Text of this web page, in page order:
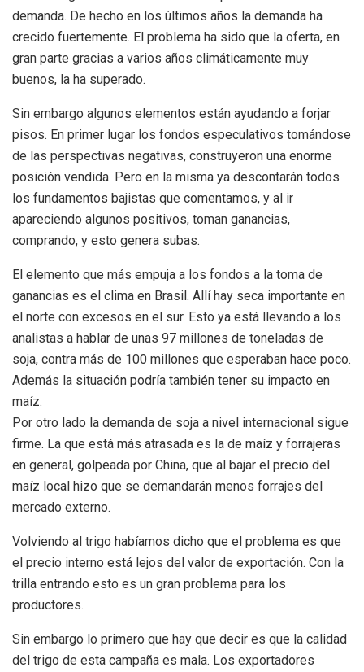
demanda. De hecho en los últimos años la demanda ha
crecido fuertemente. El problema ha sido que la oferta, en
gran parte gracias a varios años climáticamente muy
buenos, la ha superado.
Sin embargo algunos elementos están ayudando a forjar
pisos. En primer lugar los fondos especulativos tomándose
de las perspectivas negativas, construyeron una enorme
posición vendida. Pero en la misma ya descontarán todos
los fundamentos bajistas que comentamos, y al ir
apareciendo algunos positivos, toman ganancias,
comprando, y esto genera subas.
El elemento que más empuja a los fondos a la toma de
ganancias es el clima en Brasil. Allí hay seca importante en
el norte con excesos en el sur. Esto ya está llevando a los
analistas a hablar de unas 97 millones de toneladas de
soja, contra más de 100 millones que esperaban hace poco.
Además la situación podría también tener su impacto en
maíz.
Por otro lado la demanda de soja a nivel internacional sigue
firme. La que está más atrasada es la de maíz y forrajeras
en general, golpeada por China, que al bajar el precio del
maíz local hizo que se demandarán menos forrajes del
mercado externo.
Volviendo al trigo habíamos dicho que el problema es que
el precio interno está lejos del valor de exportación. Con la
trilla entrando esto es un gran problema para los
productores.
Sin embargo lo primero que hay que decir es que la calidad
del trigo de esta campaña es mala. Los exportadores